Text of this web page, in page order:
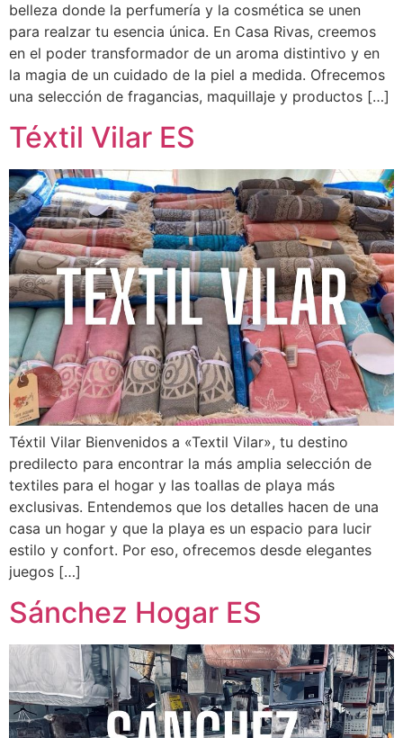
belleza donde la perfumería y la cosmética se unen
para realzar tu esencia única. En Casa Rivas, creemos
en el poder transformador de un aroma distintivo y en
la magia de un cuidado de la piel a medida. Ofrecemos
una selección de fragancias, maquillaje y productos […]
Téxtil Vilar ES
Téxtil Vilar Bienvenidos a «Textil Vilar», tu destino
predilecto para encontrar la más amplia selección de
textiles para el hogar y las toallas de playa más
exclusivas. Entendemos que los detalles hacen de una
casa un hogar y que la playa es un espacio para lucir
estilo y confort. Por eso, ofrecemos desde elegantes
juegos […]
Sánchez Hogar ES